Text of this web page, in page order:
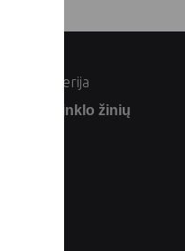
ministerija
kaimo tinklo žinių